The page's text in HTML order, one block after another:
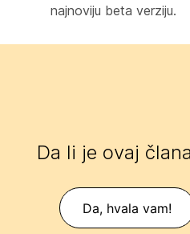
najnoviju beta verziju.
Da li je ovaj
Da, hvala vam!